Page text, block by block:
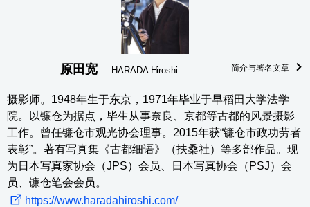
原田宽 HARADA Hiroshi 简介与署名文章
摄影师。1948年生于东京，1971年毕业于早稻田大学法学
院。以镰仓为据点，毕生从事奈良、京都等古都的风景摄影
工作。曾任镰仓市观光协会理事。2015年获“镰仓市政功劳者
表彰”。著有写真集《古都细语》（扶桑社）等多部作品。现
为日本写真家协会（JPS）会员、日本写真协会（PSJ）会
员、镰仓笔会会员。
https://www.haradahiroshi.com/